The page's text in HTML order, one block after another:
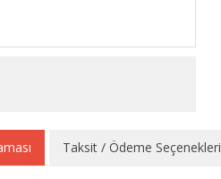
Taksit / Ödeme Seçenekleri